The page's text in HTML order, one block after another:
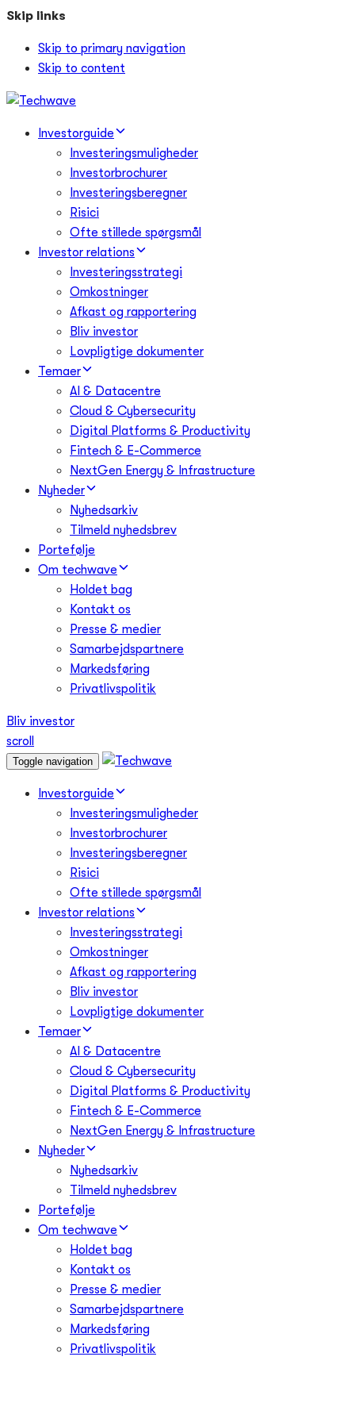
Skip links
Skip to primary navigation
Skip to content
Investorguide
Investeringsmuligheder
Investorbrochurer
Investeringsberegner
Risici
Ofte stillede spørgsmål
Investor relations
Investeringsstrategi
Omkostninger
Afkast og rapportering
Bliv investor
Lovpligtige dokumenter
Temaer
AI & Datacentre
Cloud & Cybersecurity
Digital Platforms & Productivity
Fintech & E-Commerce
NextGen Energy & Infrastructure
Nyheder
Nyhedsarkiv
Tilmeld nyhedsbrev
Portefølje
Om techwave
Holdet bag
Kontakt os
Presse & medier
Samarbejdspartnere
Markedsføring
Privatlivspolitik
Bliv investor
scroll
Toggle navigation
Investorguide
Investeringsmuligheder
Investorbrochurer
Investeringsberegner
Risici
Ofte stillede spørgsmål
Investor relations
Investeringsstrategi
Omkostninger
Afkast og rapportering
Bliv investor
Lovpligtige dokumenter
Temaer
AI & Datacentre
Cloud & Cybersecurity
Digital Platforms & Productivity
Fintech & E-Commerce
NextGen Energy & Infrastructure
Nyheder
Nyhedsarkiv
Tilmeld nyhedsbrev
Portefølje
Om techwave
Holdet bag
Kontakt os
Presse & medier
Samarbejdspartnere
Markedsføring
Privatlivspolitik